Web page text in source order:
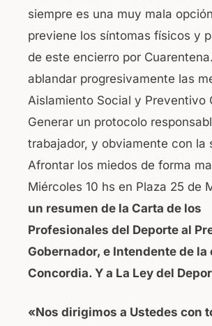
siempre es una muy mala
previene los síntomas físicos y
de este encierro por
ablandar progresivamente las
Aislamiento Social y Preventivo
Generar un protocolo
trabajador, y obviamente con la
Afrontar los miedos de forma
Miércoles 10 hs en Plaza 25 de
un resumen de la Carta de los
Profesionales del Deporte al
Gobernador, e Intendente de la
Concordia. Y a La Ley del
«Nos dirigimos a Ustedes con